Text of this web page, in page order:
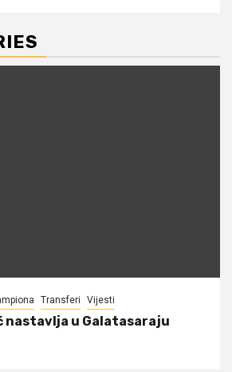
Transferi Vijesti
nastavlja u Galatasaraju